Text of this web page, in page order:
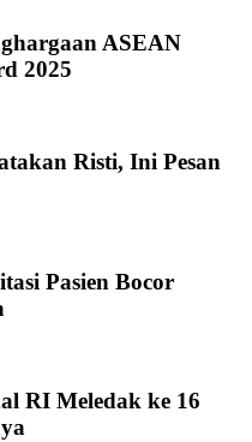
ASEAN
2025
Risti, Ini Pesan
Pasien Bocor
RI Meledak ke 16